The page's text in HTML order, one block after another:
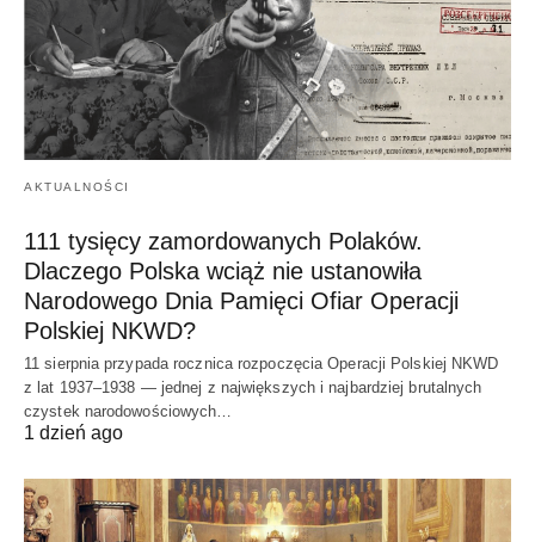
AKTUALNOŚCI
111 tysięcy zamordowanych Polaków.
Dlaczego Polska wciąż nie ustanowiła
Narodowego Dnia Pamięci Ofiar Operacji
Polskiej NKWD?
11 sierpnia przypada rocznica rozpoczęcia Operacji Polskiej NKWD
z lat 1937–1938 — jednej z największych i najbardziej brutalnych
czystek narodowościowych…
1 dzień ago